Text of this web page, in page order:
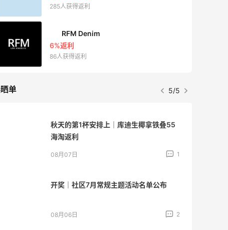
285人获得返利
RFM Denim
6%返利
86人获得返利
单 5/5
秋天的第1杯安排上｜库迪生椰拿铁叠55
海淘返利
08月07日 1
开奖｜社区7月常规主题活动名单公布
08月06日 2